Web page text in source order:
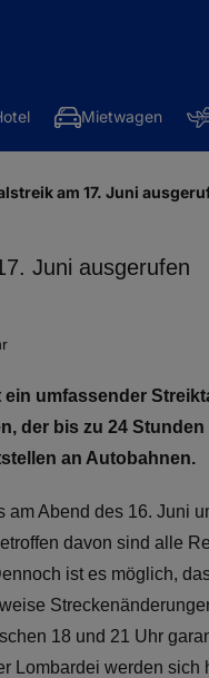
Mietwagen
am 17. Juni
Juni ausgerufen
ein umfassender
der bis zu 24
an Autobahnen.
am Abend des 16. Juni
davon sind alle
ist es möglich,
18 und 21 Uhr
Lombardei werden